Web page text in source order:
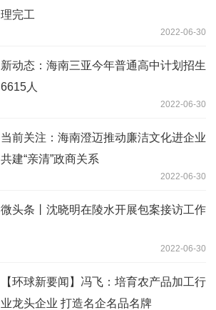
理完工
2022-06-30
新动态：海南三亚今年普通高中计划招生
6615人
2022-06-30
当前关注：海南澄迈推动廉洁文化进企业
共建“亲清”政商关系
2022-06-30
微头条丨沈晓明在陵水开展包案接访工作
2022-06-30
【环球新要闻】冯飞：培育农产品加工行
业龙头企业 打造名企名品名牌